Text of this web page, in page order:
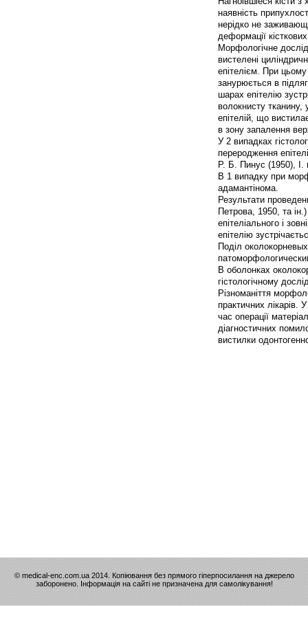
наявність
нерідко не
деформації
Морфологічне
вистелені
епітелієм. При
занурюється в
шарах епітелію
волокнисту
епітелій, що
в зону запалення
У 2 випадках
переродження
Р. Б. Пинус (1950), І.
В 1 випадку при
адамантінома.
Результати
Петрова, 1950, та
епітеліального і
епітелію
Поділ
В оболонках
гістологічному
Різноманіття
практичних лікарів.
час операції
діагностичних
вистилки
© medical-enc.com.ua 2014. Копіювання без прямого гіперпосилання на джерело
заборонено. Інформація на сайті не призначена для самолікування!